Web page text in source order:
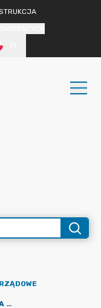
ZARZĄDZENIE NR 102/25 BURMISTRZA MOGILNA Z DNIA 20 SIERPNIA 2025 R. W SPRAWIE UDZIELENIA DOTACJI PODMIOTOM NIEZALICZANYM DO SEKTORA FINANSÓW PUBLICZNYCH I NIEDZIAŁAJĄCYM W CELU OSIĄGNIĘCIA ZYSKU, PRZEZNACZONYCH NA REALIZACJĘ ZADAŃ PUBLICZNYCH